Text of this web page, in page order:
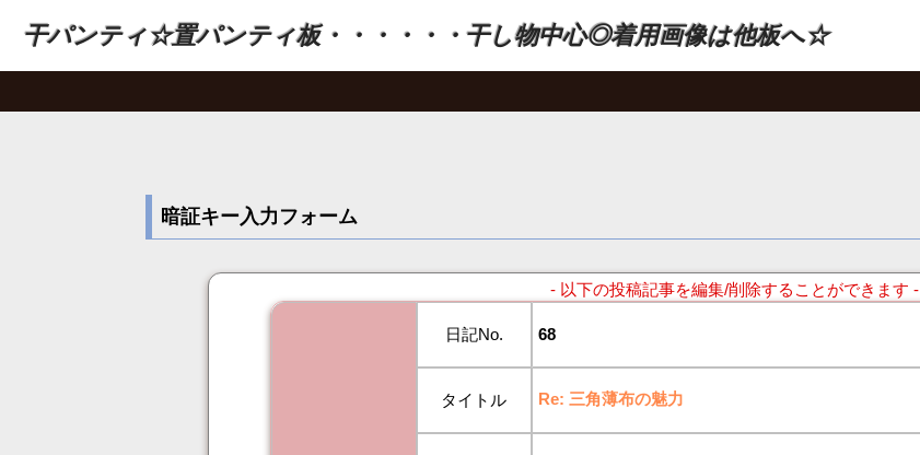
干パンティ☆置パンティ板・・・・・・干し物中心◎着用画像は他板へ☆
暗証キー入力フォーム
- 以下の投稿記事を編集/削除することができます -
日記No. 68
タイトル Re: 三角薄布の魅力